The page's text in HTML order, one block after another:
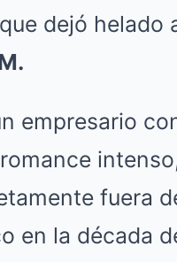
dejó helado
empresario
fuera
en la década